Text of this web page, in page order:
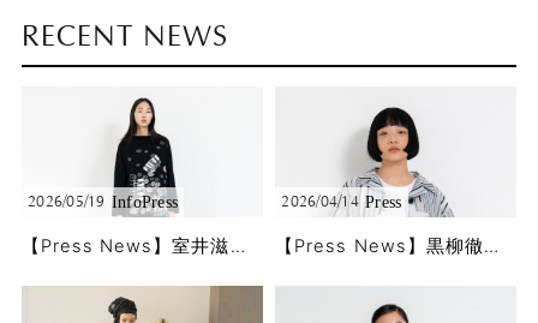
RECENT NEWS
2026/05/19 InfoPress
【Press News】室井滋さんに5/18公開のBS11「婦人公論」で春夏コレクションをご着用頂きました!!
2026/04/14 Press
【Press News】黒柳徹子さんに「徹子の部屋」で春夏コレクションをご着用頂きました!!